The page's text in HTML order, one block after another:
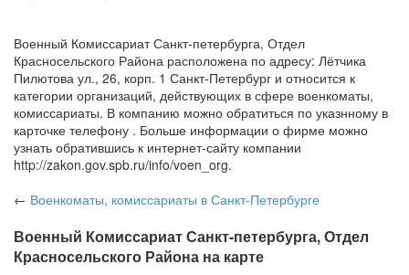
Военный Комиссариат Санкт-петербурга, Отдел
Красносельского Района расположена по адресу: Лётчика
Пилютова ул., 26, корп. 1 Санкт-Петербург и относится к
категории организаций, действующих в сфере военкоматы,
комиссариаты. В компанию можно обратиться по указнному в
карточке телефону . Больше информации о фирме можно
узнать обратившись к интернет-сайту компании
http://zakon.gov.spb.ru/info/voen_org.
← Военкоматы, комиссариаты в Санкт-Петербурге
Военный Комиссариат Санкт-петербурга, Отдел
Красносельского Района на карте